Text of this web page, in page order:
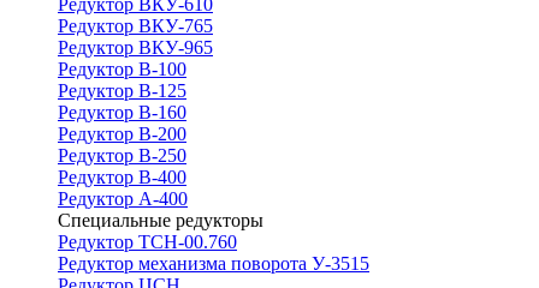
Редуктор ВКУ-610
Редуктор ВКУ-765
Редуктор ВКУ-965
Редуктор В-100
Редуктор В-125
Редуктор В-160
Редуктор В-200
Редуктор В-250
Редуктор В-400
Редуктор А-400
Специальные редукторы
Редуктор ТСН-00.760
Редуктор механизма поворота У-3515